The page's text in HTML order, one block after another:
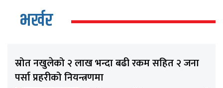
भर्खर
स्रोत नखुलेको २ लाख भन्दा बढी रकम सहित २ जना
पर्सा प्रहरीको नियन्त्रणमा